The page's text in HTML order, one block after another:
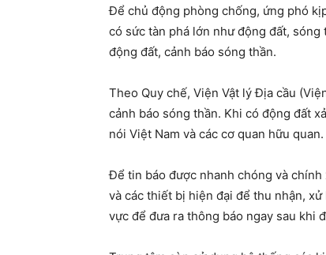
Để chủ động phòng chống, ứng phó
có sức tàn phá lớn như động đất,
động đất, cảnh báo sóng thần.
Theo Quy chế, Viện Vật lý Địa cầu
cảnh báo sóng thần. Khi có động đất
nói Việt Nam và các cơ quan hữu quan.
Để tin báo được nhanh chóng và
và các thiết bị hiện đại để thu nhận,
vực để đưa ra thông báo ngay sau khi